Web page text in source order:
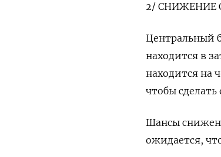
2/ СНИЖЕНИЕ
Центральный
находится в
находится на
чтобы
Шансы
ожидается,